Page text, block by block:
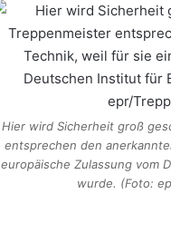
Hier wird Sicherheit groß
entsprechen den
europäische Zulassung vom
wurde. (Foto: